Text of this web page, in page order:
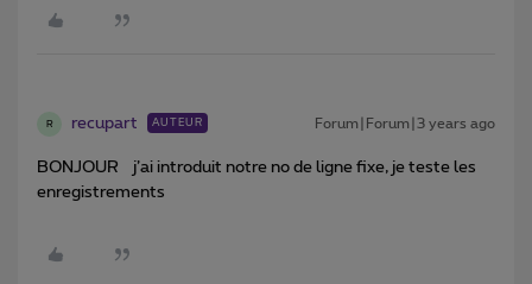
R recupart AUTEUR Forum|Forum|3 years ago
BONJOUR j’ai introduit notre no de ligne fixe, je teste les
enregistrements